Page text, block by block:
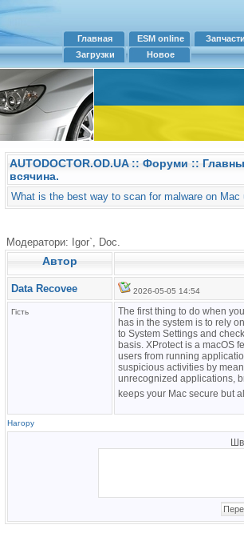
Главная ESM online
Загрузки
Новое
AUTODOCTOR.OD.UA:: Форуми ::
всячина.
What is the best way to scan for malware on Mac
Модератори: Igor`, Doc.
Автор
Data Recovee 2026-05-05 14:54
Гість
The first thing to do when
has in the system is to rely
to System Settings and
basis. XProtect is a macOS
users from running
suspicious activities by
unrecognized applications,
keeps your Mac secure but
Нагору